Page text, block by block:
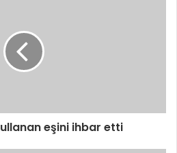
eşini ihbar etti